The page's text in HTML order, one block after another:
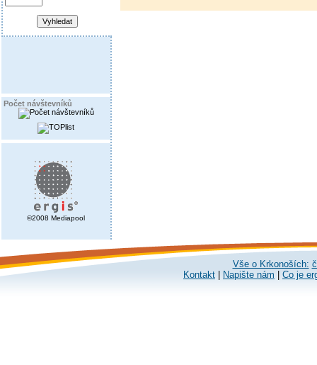
Počet návštevníků
©2008 Mediapool
Vše o Krkonoších:
Kontakt
Napište nám Co je